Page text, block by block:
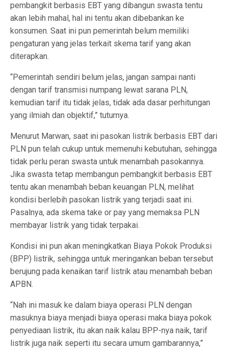
pembangkit berbasis EBT yang dibangun swasta tentu
akan lebih mahal, hal ini tentu akan dibebankan ke
konsumen. Saat ini pun pemerintah belum memiliki
pengaturan yang jelas terkait skema tarif yang akan
diterapkan.
“Pemerintah sendiri belum jelas, jangan sampai nanti
dengan tarif transmisi numpang lewat sarana PLN,
kemudian tarif itu tidak jelas, tidak ada dasar perhitungan
yang ilmiah dan objektif,” tuturnya.
Menurut Marwan, saat ini pasokan listrik berbasis EBT dari
PLN pun telah cukup untuk memenuhi kebutuhan, sehingga
tidak perlu peran swasta untuk menambah pasokannya.
Jika swasta tetap membangun pembangkit berbasis EBT
tentu akan menambah beban keuangan PLN, melihat
kondisi berlebih pasokan listrik yang terjadi saat ini.
Pasalnya, ada skema take or pay yang memaksa PLN
membayar listrik yang tidak terpakai.
Kondisi ini pun akan meningkatkan Biaya Pokok Produksi
(BPP) listrik, sehingga untuk meringankan beban tersebut
berujung pada kenaikan tarif listrik atau menambah beban
APBN.
“Nah ini masuk ke dalam biaya operasi PLN dengan
masuknya biaya menjadi biaya operasi maka biaya pokok
penyediaan listrik, itu akan naik kalau BPP-nya naik, tarif
listrik juga naik seperti itu secara umum gambarannya,”